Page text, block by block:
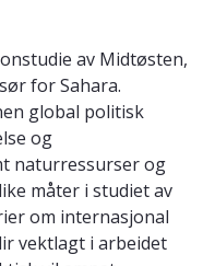
av Midtøsten,
for Sahara.
global politisk
og
naturressurser og
måter i studiet av
om internasjonal
vektlagt i arbeidet